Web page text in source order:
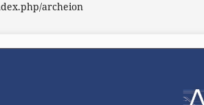
archeion